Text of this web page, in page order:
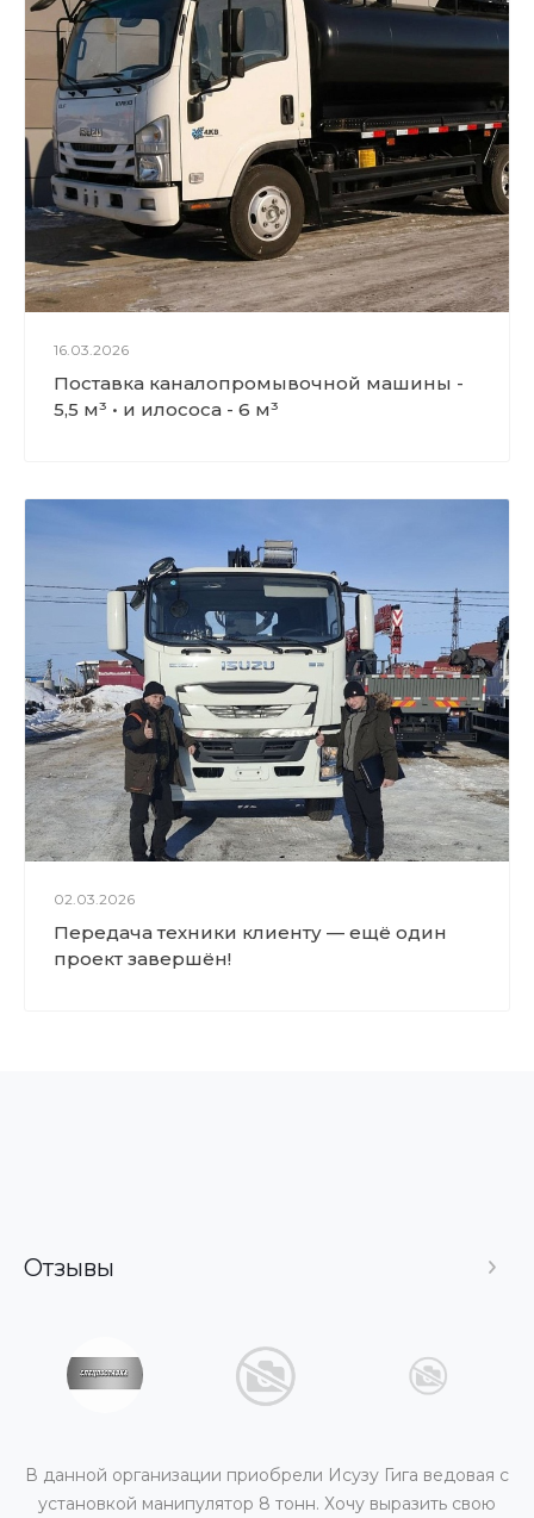
16.03.2026
Поставка каналопромывочной машины -
5,5 м³ • и илососа - 6 м³
02.03.2026
Передача техники клиенту — ещё один
проект завершён!
Отзывы
В данной организации приобрели Исузу Гига ведовая с
установкой манипулятор 8 тонн. Хочу выразить свою